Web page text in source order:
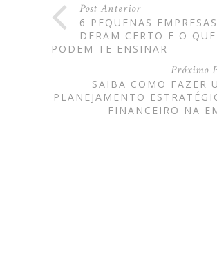
Post Anterior
6 PEQUENAS
DERAM CERTO E O
PODEM TE ENSINAR
Próximo
SAIBA COMO FAZER
PLANEJAMENTO
FINANCEIRO NA